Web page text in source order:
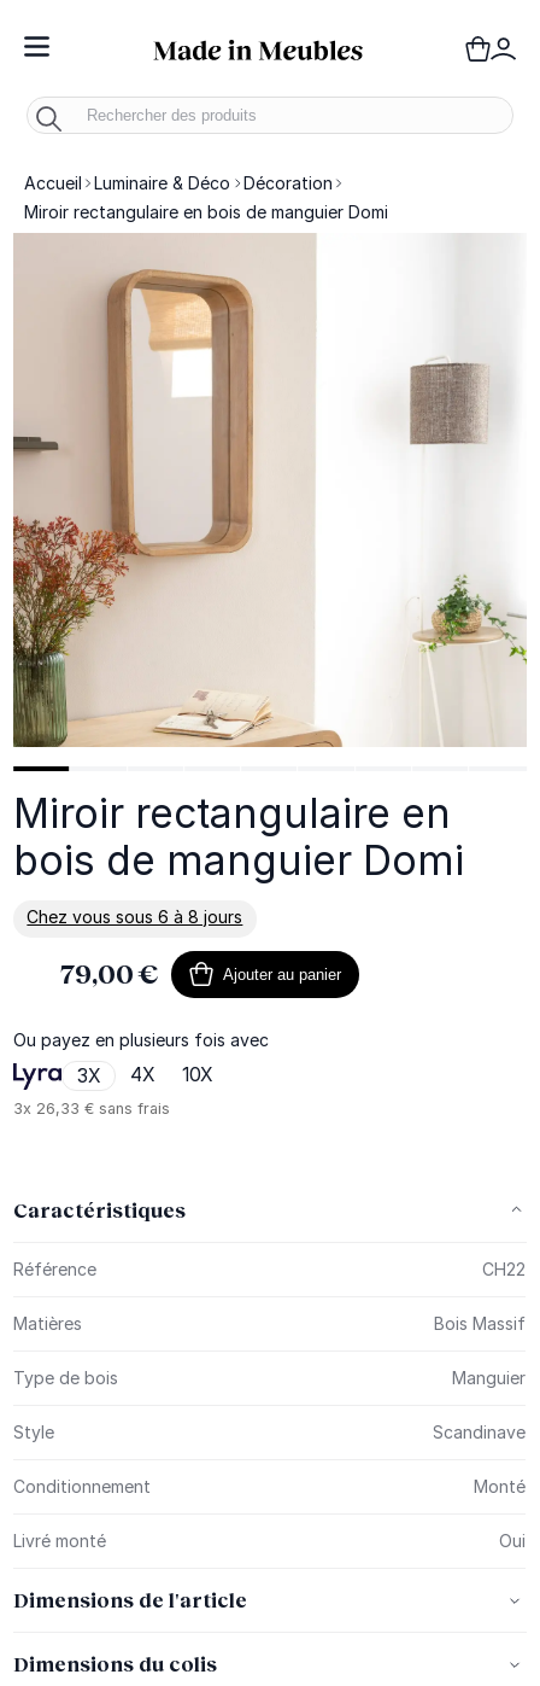
Toggle Nav
Accueil Luminaire & Déco
Décoration
Miroir rectangulaire en bois de manguier Domi
Miroir rectangulaire en
bois de manguier Domi
Chez vous sous 6 à 8 jours
En savoir plus sur la livraison
79,00 € Ajouter au panier
Ou payez en plusieurs fois avec
3X 4X 10X
3x 26,33 € sans frais
Caractéristiques
Référence CH22
Matières Bois Massif
Type de bois Manguier
Style Scandinave
Conditionnement Monté
Livré monté Oui
Dimensions de l'article
Dimensions du colis